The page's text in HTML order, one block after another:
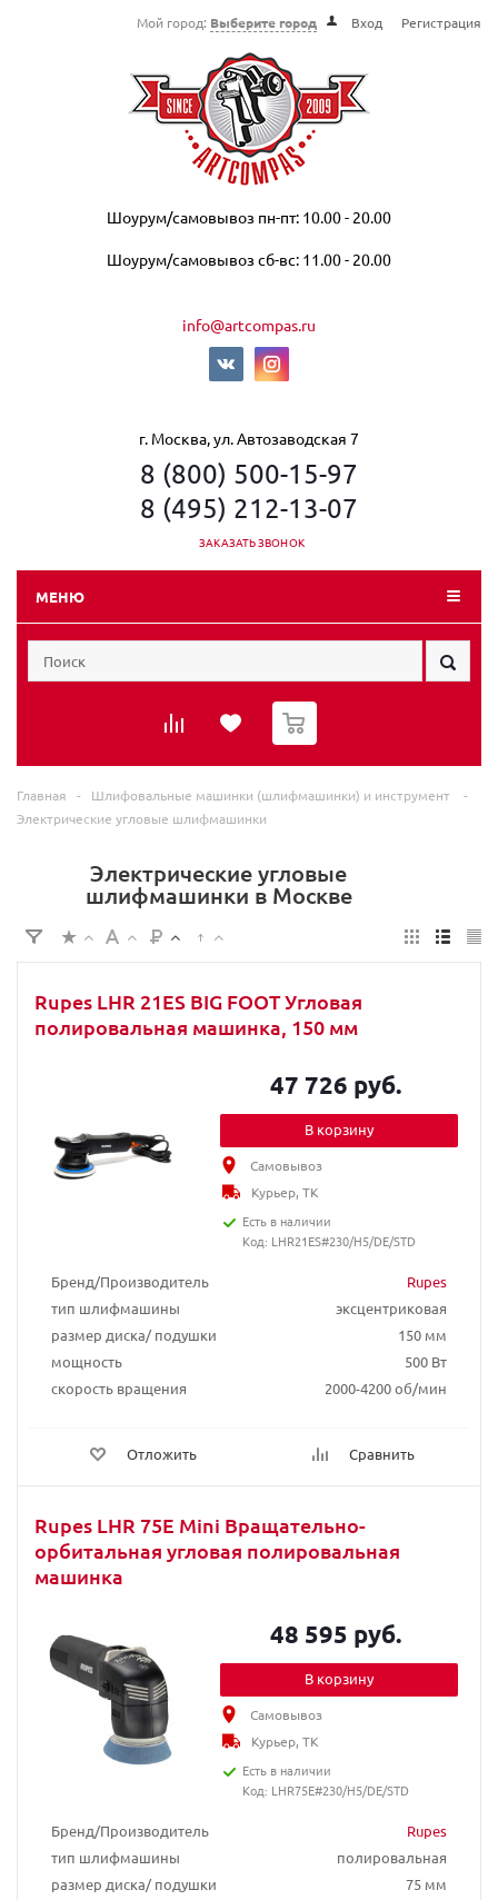
Мой город: Выберите город Вход Регистрация
Шоурум/самовывоз пн-пт: 10.00 - 20.00
Шоурум/самовывоз сб-вс: 11.00 - 20.00
info@artcompas.ru
г. Москва, ул. Автозаводская 7
8 (800) 500-15-97
8 (495) 212-13-07
ЗАКАЗАТЬ ЗВОНОК
МЕНЮ
0
Главная - Шлифовальные машинки (шлифмашинки) и инструмент
-
Электрические угловые шлифмашинки
Электрические угловые
шлифмашинки в Москве
Rupes LHR 21ЕS BIG FOOT Угловая
полировальная машинка, 150 мм
Бренд/Производитель
Rupes
тип шлифмашины
эксцентриковая
размер диска/ подушки
150 мм
мощность
500 Вт
скорость вращения
2000-4200 об/мин
Отложить Сравнить
47 726 руб.
В корзину
Самовывоз
Курьер, ТК
Есть в наличии
Код: LHR21ES#230/H5/DE/STD
Rupes LHR 75E Mini Вращательно-
орбитальная угловая полировальная
машинка
Бренд/Производитель
Rupes
тип шлифмашины
полировальная
размер диска/ подушки
75 мм
48 595 руб.
В корзину
Самовывоз
Курьер, ТК
Есть в наличии
Код: LHR75E#230/H5/DE/STD